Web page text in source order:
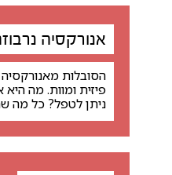
אנורקסיה
הסובלות
פיזית ומוות. מה
ניתן לטפל? כל מה